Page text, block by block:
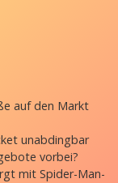
auf den Markt
unabdingbar
vorbei?
mit Spider-Man-